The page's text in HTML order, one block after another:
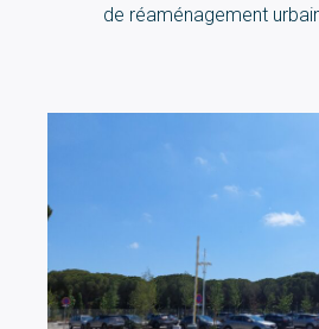
de réaménagement